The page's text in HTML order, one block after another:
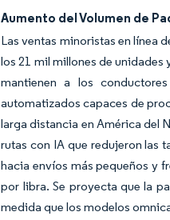
Aumento del Volumen de
Las ventas minoristas en línea
los 21 mil millones de
mantienen a los
automatizados capaces de
larga distancia en América del
rutas con IA que redujeron las
hacia envíos más pequeños y
por libra. Se proyecta que la
medida que los modelos